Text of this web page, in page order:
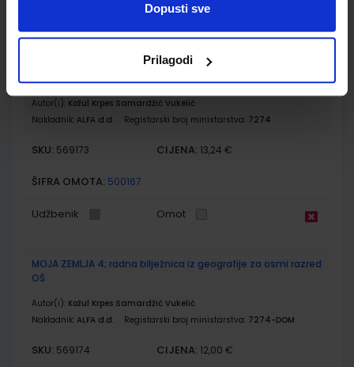
Dopusti sve
Prilagodi
Udžbenik Omot
Autor(i): Kožul Krpes Samardžić Vukelić
Nakladnik: ALFA d.d. Registarski broj ministarstva: 7274
SKU: 569173 CIJENA: 13,24 €
ŠIFRA OMOTA: 500167
Udžbenik Omot
MOJA ZEMLJA 4; radna bilježnica iz geografije za osmi razred
OŠ
Autor(i): Kožul Krpes Samardžić Vukelić
Nakladnik: ALFA d.d. Registarski broj ministarstva: 7274-DOM
SKU: 569174 CIJENA: 12,00 €